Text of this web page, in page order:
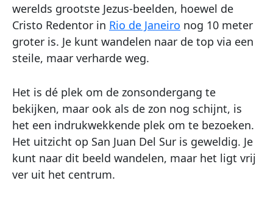
werelds grootste Jezus-beelden, hoewel de
Cristo Redentor in Rio de Janeiro nog 10 meter
groter is. Je kunt wandelen naar de top via een
steile, maar verharde weg.
Het is dé plek om de zonsondergang te
bekijken, maar ook als de zon nog schijnt, is
het een indrukwekkende plek om te bezoeken.
Het uitzicht op San Juan Del Sur is geweldig. Je
kunt naar dit beeld wandelen, maar het ligt vrij
ver uit het centrum.